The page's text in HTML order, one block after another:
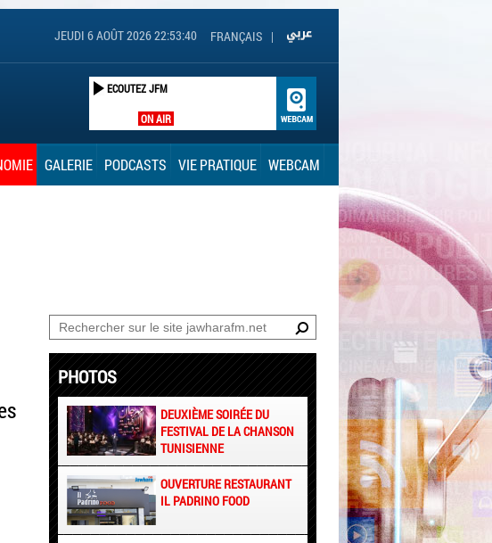
FRANÇAIS |
JEUDI 6 AOÛT 2026 22:53:41
ON AIR
ECOUTEZ JFM
GALERIE PODCASTS VIE PRATIQUE WEBCAM
PHOTOS
DEUXIÈME SOIRÉE DU
FESTIVAL DE LA CHANSON
TUNISIENNE
OUVERTURE RESTAURANT
IL PADRINO FOOD